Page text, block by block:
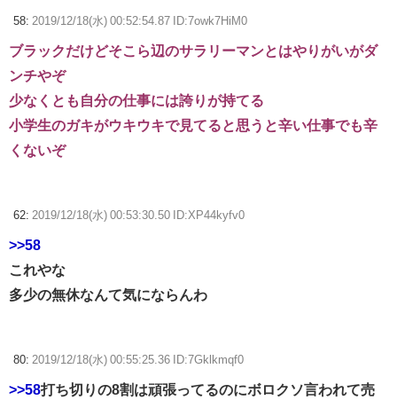
58: 2019/12/18(水) 00:52:54.87 ID:7owk7HiM0
ブラックだけどそこら辺のサラリーマンとはやりがいがダ
ンチやぞ
少なくとも自分の仕事には誇りが持てる
小学生のガキがウキウキで見てると思うと辛い仕事でも辛
くないぞ
62: 2019/12/18(水) 00:53:30.50 ID:XP44kyfv0
>>58
これやな
多少の無休なんて気にならんわ
80: 2019/12/18(水) 00:55:25.36 ID:7Gklkmqf0
>>58打ち切りの8割は頑張ってるのにボロクソ言われて売